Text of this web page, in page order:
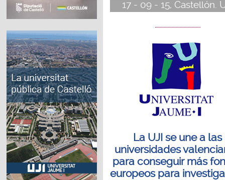
17 - 09 - 15, Castellón.
La UJI se une a las
universidades
para conseguir más
europeos para